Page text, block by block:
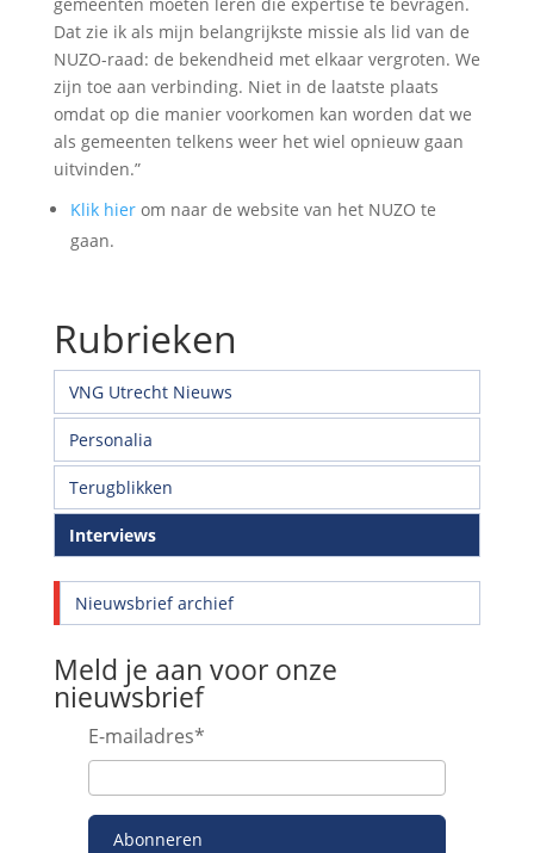
Dat zie ik als mijn belangrijkste missie als lid van de
NUZO-raad: de bekendheid met elkaar vergroten. We
zijn toe aan verbinding. Niet in de laatste plaats
omdat op die manier voorkomen kan worden dat we
als gemeenten telkens weer het wiel opnieuw gaan
uitvinden.”
Klik hierom naar de website van het NUZO te
gaan.
Rubrieken
VNG Utrecht Nieuws
Personalia
Terugblikken
Interviews
Nieuwsbrief archief
Meld je aan voor onze
nieuwsbrief
E-mailadres*
Abonneren